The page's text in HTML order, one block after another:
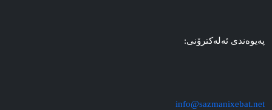
په‌یوه‌ندی ئه‌له‌کترۆنی:
info@sazmanixebat.net